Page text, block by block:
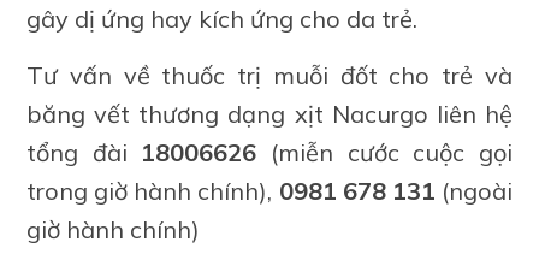
gây dị ứng hay kích ứng cho da trẻ.
Tư vấn về thuốc trị muỗi đốt cho trẻ và
băng vết thương dạng xịt Nacurgo liên hệ
tổng đài 18006626 (miễn cước cuộc gọi
trong giờ hành chính), 0981 678 131 (ngoài
giờ hành chính)